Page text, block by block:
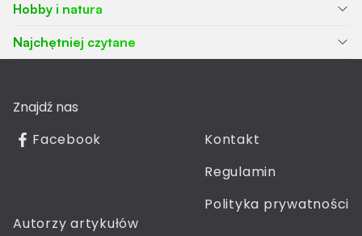
Hobby i natura
Najchętniej czytane
Znajdź nas
Facebook
Kontakt
Regulamin
Polityka prywatności
Autorzy artykułów